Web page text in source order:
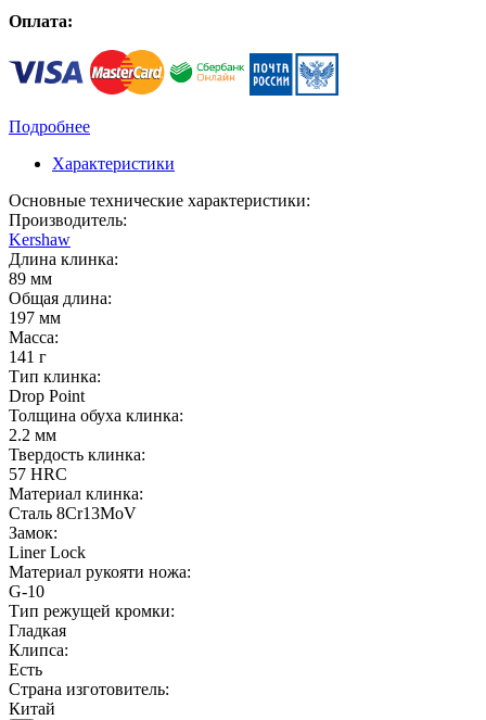
Оплата:
Подробнее
Характеристики
Основные технические характеристики:
Производитель:
Kershaw
Длина клинка:
89 мм
Общая длина:
197 мм
Масса:
141 г
Тип клинка:
Drop Point
Толщина обуха клинка:
2.2 мм
Твердость клинка:
57 HRC
Материал клинка:
Сталь 8Cr13MoV
Замок:
Liner Lock
Материал рукояти ножа:
G-10
Тип режущей кромки:
Гладкая
Клипса:
Есть
Страна изготовитель:
Китай